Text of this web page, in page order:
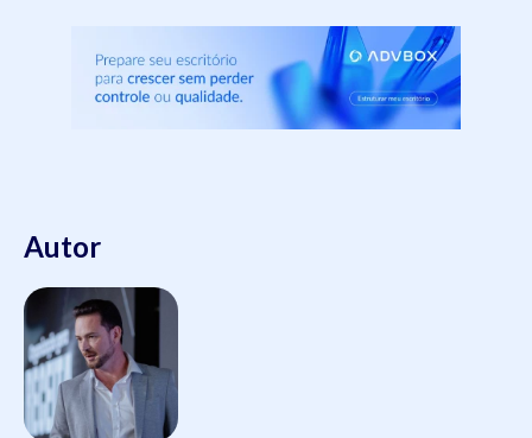
Autor